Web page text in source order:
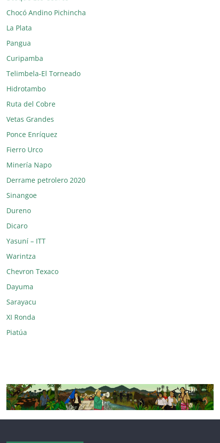
Chocó Andino Pichincha
La Plata
Pangua
Curipamba
Telimbela-El Torneado
Hidrotambo
Ruta del Cobre
Vetas Grandes
Ponce Enríquez
Fierro Urco
Minería Napo
Derrame petrolero 2020
Sinangoe
Dureno
Dicaro
Yasuní – ITT
Warintza
Chevron Texaco
Dayuma
Sarayacu
XI Ronda
Piatúa